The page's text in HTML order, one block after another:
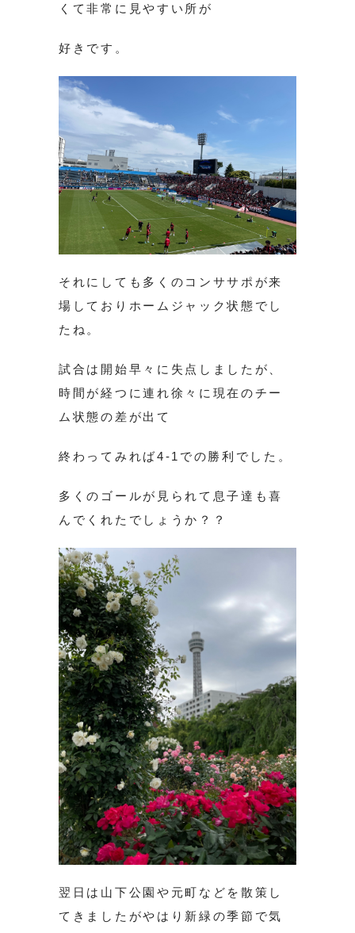
くて非常に見やすい所が
好きです。
それにしても多くのコンササポが来
場しておりホームジャック状態でし
たね。
試合は開始早々に失点しましたが、
時間が経つに連れ徐々に現在のチー
ム状態の差が出て
終わってみれば4-1での勝利でした。
多くのゴールが見られて息子達も喜
んでくれたでしょうか？？
翌日は山下公園や元町などを散策し
てきましたがやはり新緑の季節で気